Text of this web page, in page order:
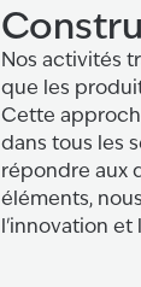
Nos activités
que les
Cette
dans tous les
répondre aux
éléments,
l'innovation et